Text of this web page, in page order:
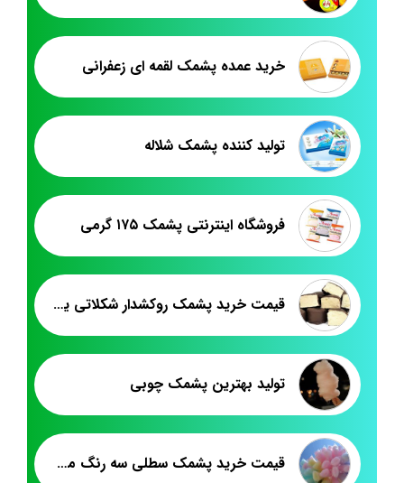
خرید عمده پشمک لقمه ای زعفرانی
تولید کننده پشمک شلاله
فروشگاه اینترنتی پشمک ۱۷۵ گرمی
قیمت خرید پشمک روکشدار شکلاتی یزدی
تولید بهترین پشمک چوبی
قیمت خرید پشمک سطلی سه رنگ میوه ای